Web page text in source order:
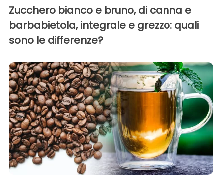
Zucchero bianco e bruno, di canna e
barbabietola, integrale e grezzo: quali
sono le differenze?